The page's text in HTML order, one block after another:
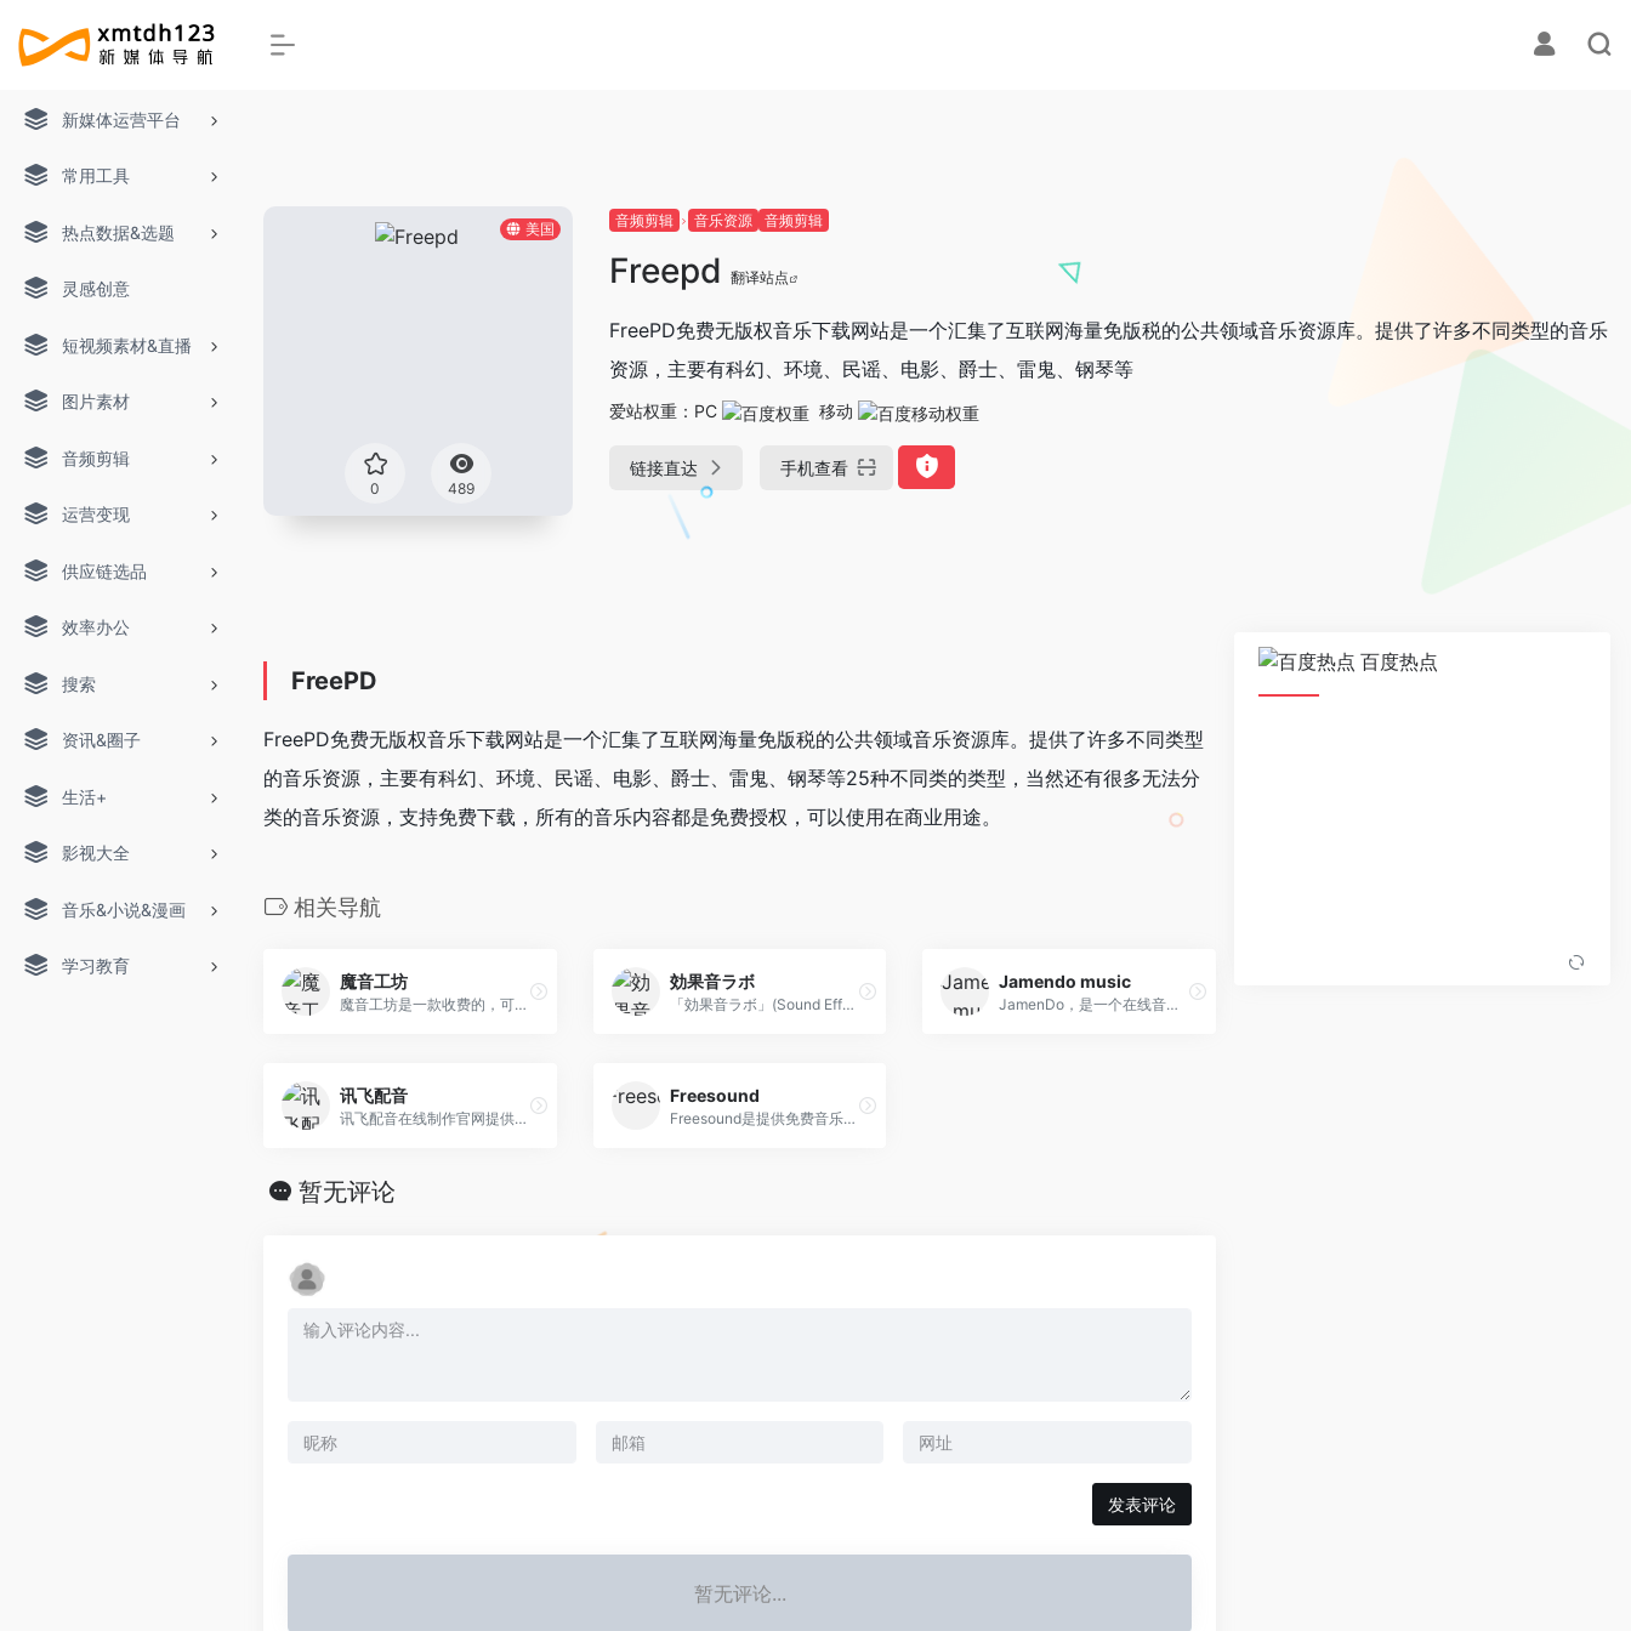
新媒体运营平台
常用工具
热点数据&选题
灵感创意
短视频素材&直播
图片素材
音频剪辑
运营变现
供应链选品
效率办公
搜索
资讯&圈子
生活+
影视大全
音乐&小说&漫画
学习教育
美国
0 489
音频剪辑 音乐资源 音频剪辑
Freepd 翻译站点
FreePD免费无版权音乐下载网站是一个汇集了互联网海量免版税的公共领域音乐资源库。提供了许多不同类型的音乐
资源，主要有科幻、环境、民谣、电影、爵士、雷鬼、钢琴等
爱站权重： PC 移动
链接直达 手机查看
FreePD
FreePD免费无版权音乐下载网站是一个汇集了互联网海量免版税的公共领域音乐资源库。提供了许多不同类型
的音乐资源，主要有科幻、环境、民谣、电影、爵士、雷鬼、钢琴等25种不同类的类型，当然还有很多无法分
类的音乐资源，支持免费下载，所有的音乐内容都是免费授权，可以使用在商业用途。
相关导航
魔音工坊
魔音工坊是一款收费的，可以在线将文字转成语音的智能配音服务网站。提供不同性别、不同口音的真人声音,用户输入文字后直接配音。可快速对短视频等需要配音的内容进行配音
効果音ラボ
「効果音ラボ」(Sound Effect Lab)是一个日本免费音效素材网站,为应用程序和游戏系统屏幕按钮提供免费的音效，提供的各种有趣的音效在线预览播放、免费下载！
Jamendo music
JamenDo，是一个在线音乐平台与社群网站，汇聚全球音乐艺术作品大全，提供用户免费音乐下载，且复制与分享的行为都是合法的。JamenDo拥有超过25,000首音乐
讯飞配音
讯飞配音在线制作官网提供合成配音+真人配音，一站式配音新体验，旨在为用户提供更优质的配音服务。讯飞配音是一款输入文字转语音的语音合成配音软件，广泛应用于短视频配音
Freesound
Freesound是提供免费音乐的社区类网站。Freesound官网上包含大量的音效和配乐，多为WAV格式；用户可搜索想要的声音片段，可以在线试听，在注册成为会员
暂无评论
暂无评论...
百度热点